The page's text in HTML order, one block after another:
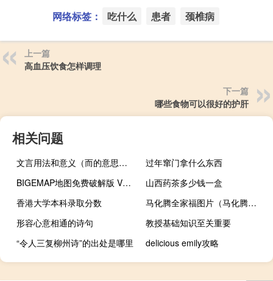
网络标签： 吃什么 患者 颈椎病
上一篇
高血压饮食怎样调理
下一篇
哪些食物可以很好的护肝
相关问题
文言用法和意义（而的意思文言文）
过年窜门拿什么东西
BIGEMAP地图免费破解版 V26.8.7.0 免费授权版（BIGEMAP地图免费破解版 V26.8.7.0 免费授权版功能简介）
山西药茶多少钱一盒
香港大学本科录取分数
马化腾全家福图片（马化腾全家）
形容心意相通的诗句
教授基础知识至关重要
“令人三复柳州诗”的出处是哪里
delicious emily攻略